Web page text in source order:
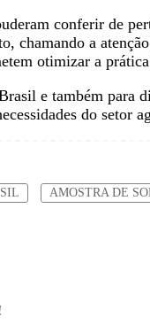
conferir de
chamando a
otimizar a
e também para
do setor
AMOSTRA DE